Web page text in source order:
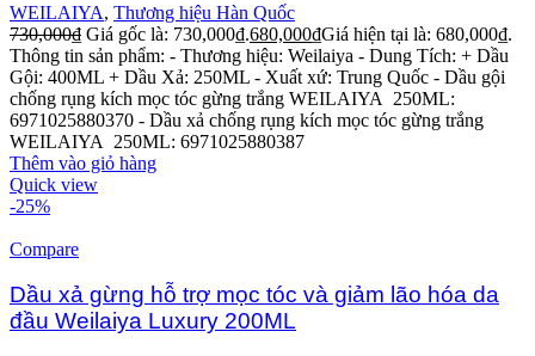
WEILAIYA, Thương hiệu Hàn Quốc
730,000₫ Giá gốc là: 730,000₫.680,000₫Giá hiện tại là: 680,000₫.
Thông tin sản phẩm: - Thương hiệu: Weilaiya - Dung Tích: + Dầu
Gội: 400ML + Dầu Xả: 250ML - Xuất xứ: Trung Quốc - Dầu gội
chống rụng kích mọc tóc gừng trắng WEILAIYA 250ML:
6971025880370 - Dầu xả chống rụng kích mọc tóc gừng trắng
WEILAIYA 250ML: 6971025880387
Thêm vào giỏ hàng
Quick view
-25%
Compare
Dầu xả gừng hỗ trợ mọc tóc và giảm lão hóa da
đầu Weilaiya Luxury 200ML